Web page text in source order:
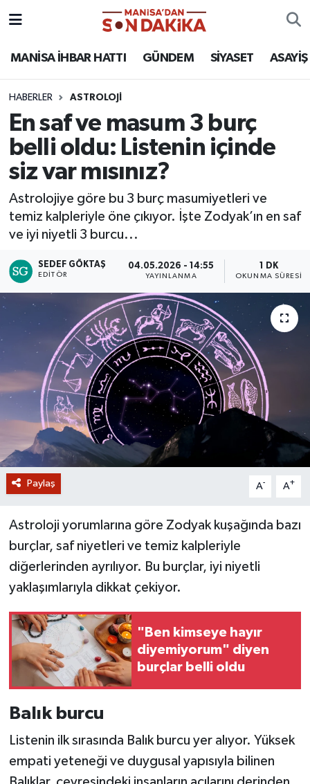
MANİSA İHBAR HATTI GÜNDEM SİYASET ASAYİŞ
HABERLER ASTROLOJİ
En saf ve masum 3 burç
belli oldu: Listenin içinde
siz var mısınız?
Astrolojiye göre bu 3 burç masumiyetleri ve
temiz kalpleriyle öne çıkıyor. İşte Zodyak’ın en saf
ve iyi niyetli 3 burcu...
SEDEF GÖKTAŞ
EDITÖR
04.05.2026 - 14:55
YAYINLANMA
1 DK
OKUNMA SÜRESI
Paylaş A- A+
Astroloji yorumlarına göre Zodyak kuşağında bazı
burçlar, saf niyetleri ve temiz kalpleriyle
diğerlerinden ayrılıyor. Bu burçlar, iyi niyetli
yaklaşımlarıyla dikkat çekiyor.
"Ben kimseye hayır
diyemiyorum" diyen
burçlar belli oldu
Balık burcu
Listenin ilk sırasında Balık burcu yer alıyor. Yüksek
empati yeteneği ve duygusal yapısıyla bilinen
ASAYİŞ
KÜLTÜR-SANAT
MAGAZİN
MANİSA'DA TRAFİK
SİYASET
SPOR
GİZLİLİK SÖZLEŞMESİ
İLETİŞİM
Hava Durumu
Puan Durumu ve Fikstür
Tüm Manşetler
Son Dakika Haberleri
Haber Arşivi